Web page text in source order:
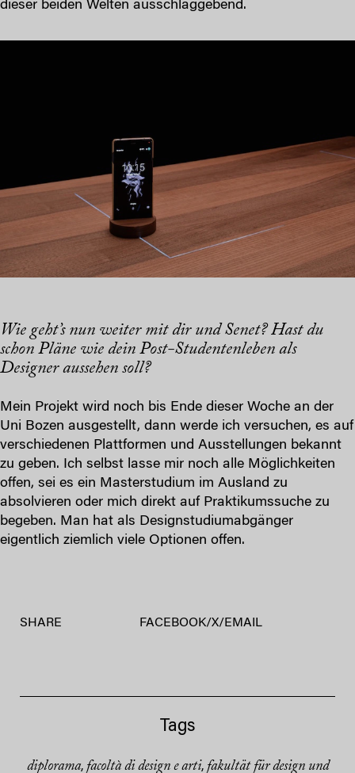
dieser beiden Welten ausschlaggebend.
Wie geht’s nun weiter mit dir und Senet? Hast du
schon Pläne wie dein Post-Studentenleben als
Designer aussehen soll?
Mein Projekt wird noch bis Ende dieser Woche an der
Uni Bozen ausgestellt, dann werde ich versuchen, es auf
verschiedenen Plattformen und Ausstellungen bekannt
zu geben. Ich selbst lasse mir noch alle Möglichkeiten
offen, sei es ein Masterstudium im Ausland zu
absolvieren oder mich direkt auf Praktikumssuche zu
begeben. Man hat als Designstudiumabgänger
eigentlich ziemlich viele Optionen offen.
SHARE FACEBOOK/X/EMAIL
Tags
diplorama, facoltà di design e arti, fakultät für design und